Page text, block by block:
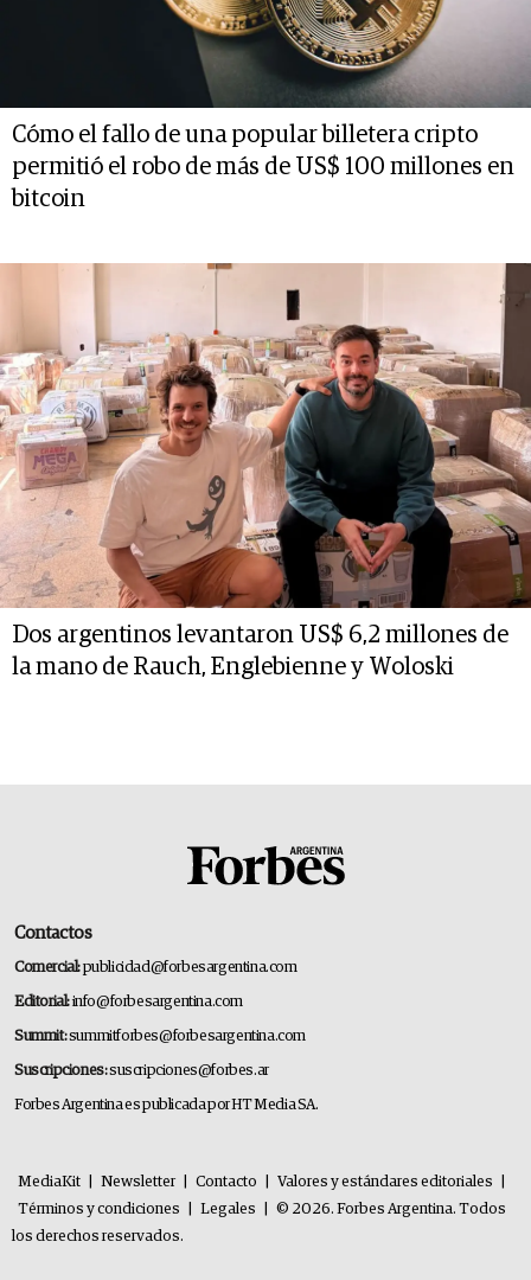
Cómo el fallo de una popular billetera cripto
permitió el robo de más de US$ 100 millones en
bitcoin
Dos argentinos levantaron US$ 6,2 millones de
la mano de Rauch, Englebienne y Woloski
Contactos
Comercial:publicidad@forbesargentina.com
Editorial:info@forbesargentina.com
Summit:summitforbes@forbesargentina.com
Suscripciones:suscripciones@forbes.ar
Forbes Argentina es publicada por HT Media SA.
MediaKit Newsletter Contacto Valores y estándares editoriales
Términos y condiciones
Legales
© 2026. Forbes Argentina. Todos
los derechos reservados.